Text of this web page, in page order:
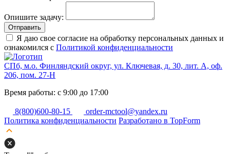
Опишите задачу:
Отправить
Я даю свое согласие на обработку персональных данных и
ознакомился с Политикой конфиденциальности
СПб, м.о. Финляндский округ, ул. Ключевая, д. 30, лит. А, оф.
206, пом. 27-Н
Время работы: с 9:00 до 17:00
8(800)600-80-15
order-mctool@yandex.ru
Политика конфиденциальности Разработано в TopForm